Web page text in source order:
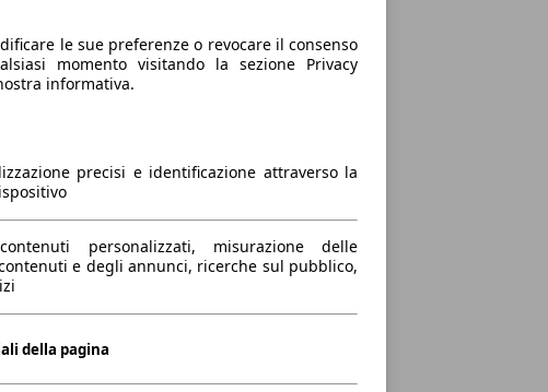
le sue preferenze o revocare il consenso
momento visitando la sezione Privacy
informativa.
precisi e identificazione attraverso la
personalizzati, misurazione delle
e degli annunci, ricerche sul pubblico,
della pagina